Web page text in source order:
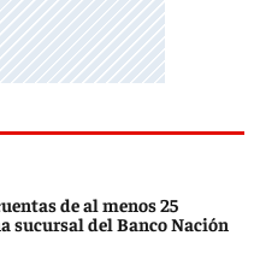
de al menos 25
sucursal del Banco Nación